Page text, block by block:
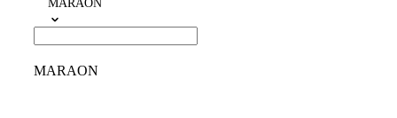
MARAON
MARAON